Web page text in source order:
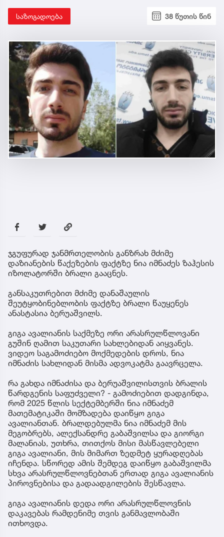
საზოგადოება 38 წუთის წინ
ჯგუფურად ჯანმრთელობის განზრახ მძიმე
დაზიანების წაქეზების ფაქტზე ნია იმნაძეს ზაჰესის
იზოლატორში ბრალი გააცნეს.
განსაკუთრებით მძიმე დანაშაულის
შეუტყობინებლობის ფაქტზე ბრალი წაუყენეს
ანასტასია ბერუაშვილს.
გიგა ავალიანის საქმეზე ორი არასრულწლოვანი
გუშინ ღამით საკუთარი სახლებიდან აიყვანეს.
ვიდეო საგამოძიებო მოქმედების დროს, ნია
იმნაძის სახლიდან მისმა ადვოკატმა გაავრცელა.
რა გახდა იმნაძისა და ბერუაშვილისთვის ბრალის
წარდგენის საფუძველი? - გამოძიებით დადგინდა,
რომ 2025 წლის სექტემბერში ნია იმნაძემ
მათემატიკაში მომზადება დაიწყო გიგა
ავალიანთან. ბრალდებულმა ნია იმნაძემ მის
მეგობრებს, ალექსანდრე გაბაშვილსა და გიორგი
მალანიას, უთხრა, თითქოს მისი მასწავლებელი
გიგა ავალიანი, მის მიმართ ზედმეტ ყურადღებას
იჩენდა. სწორედ ამის შემდეგ დაიწყო გაბაშვილმა
სხვა არასრულწლოვნებთან ერთად გიგა ავალიანის
პიროვნებისა და გადაადგილების შესწავლა.
გიგა ავალიანის დედა ორი არასრულწლოვნის
დაკავებას რამდენიმე თვის განმავლობაში
ითხოვდა.